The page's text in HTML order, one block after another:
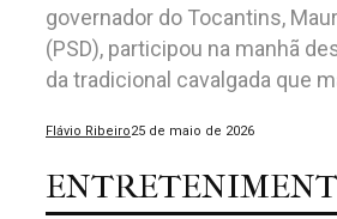
governador do Tocantins,
(PSD), participou na manhã
da tradicional cavalgada que
Flávio Ribeiro25 de maio de 2026